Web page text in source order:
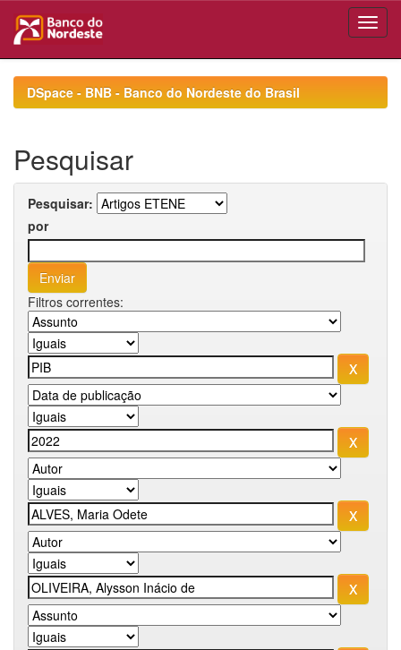
navigationDSpace - BNB - Banco do Nordeste do Brasil
Pesquisar
Pesquisar:
por
Filtros correntes: